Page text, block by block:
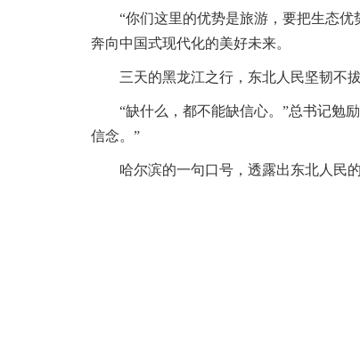
“你们这里的优势是旅游，要把生态
奔向中国式现代化的美好未来。
三天的黑龙江之行，东北人民坚韧不
“缺什么，都不能缺信心。”总书记勉
信念。”
哈尔滨的一句口号，透露出东北人民